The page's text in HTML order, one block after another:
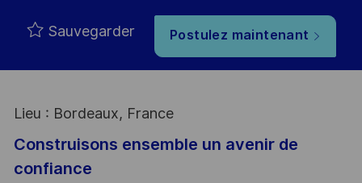
Sauvegarder Postulez maintenant
Lieu : Bordeaux, France
Construisons ensemble un avenir de
confiance